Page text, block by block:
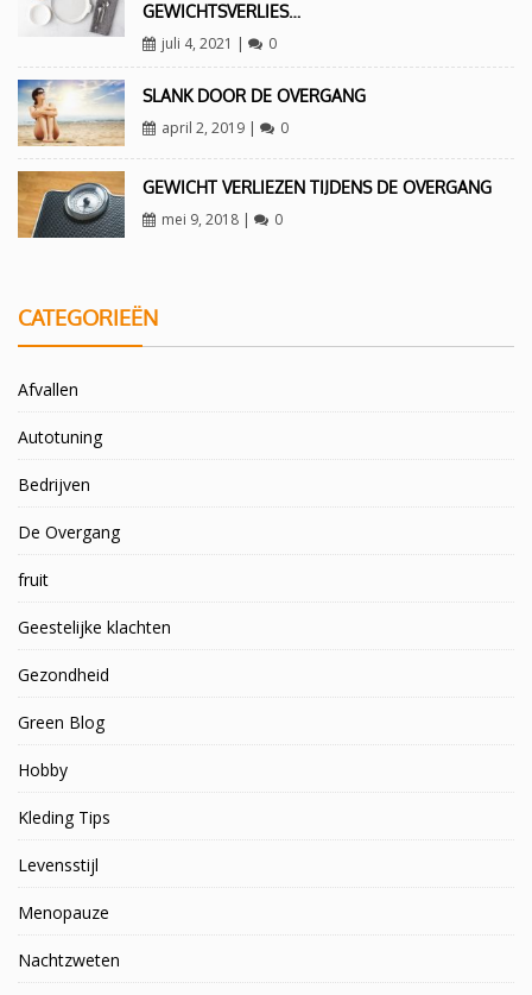
GEWICHTSVERLIES…
juli 4, 2021 | 0
SLANK DOOR DE OVERGANG
april 2, 2019| 0
GEWICHT VERLIEZEN TIJDENS DE OVERGANG
mei 9, 2018| 0
CATEGORIEËN
Afvallen
Autotuning
Bedrijven
De Overgang
fruit
Geestelijke klachten
Gezondheid
Green Blog
Hobby
Kleding Tips
Levensstijl
Menopauze
Nachtzweten